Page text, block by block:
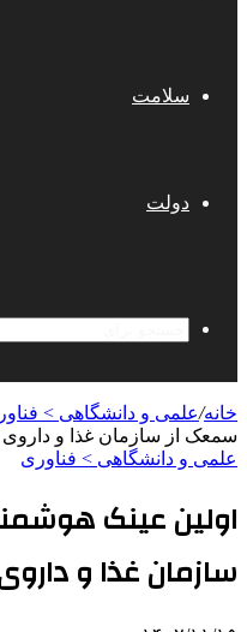
سلامت
دولت
خانه/علمی‌ و دانشگاهی >
سمعک از سازمان غذا و
علمی‌ و دانشگاهی > فناوری
اولین عینک
سازمان غذا و